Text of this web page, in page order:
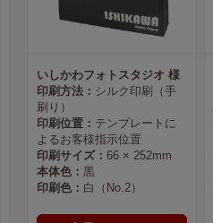
いしかわフォトスタジオ 様
印刷方法： シルク印刷（手
刷り）
印刷位置： テンプレートに
よるお客様指示位置
印刷サイズ： 66 × 252mm
本体色： 黒
印刷色： 白（No.2）